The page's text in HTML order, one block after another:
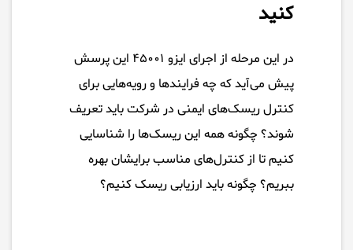
کنید
در این مرحله از اجرای ایزو ۴۵۰۰۱ این پرسش
پیش می‌آید که چه فرایندها و رویه‌هایی برای
کنترل ریسک‌های ایمنی در شرکت باید تعریف
شوند؟ چگونه همه این ریسک‌ها را شناسایی
کنیم تا از کنترل‌های مناسب برایشان بهره
ببریم؟ چگونه باید ارزیابی ریسک کنیم؟